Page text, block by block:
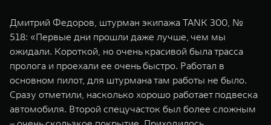
Дмитрий Федоров, штурман экипажа TANK 300, №
518: «Первые дни прошли даже лучше, чем мы
ожидали. Короткой, но очень красивой была трасса
пролога и проехали ее очень быстро. Работал в
основном пилот, для штурмана там работы не было.
Сразу отметили, насколько хорошо работает подвеска
автомобиля. Второй спецучасток был более сложным